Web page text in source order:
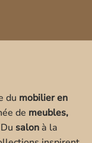
:
du mobilier en
de meubles,
salon à la